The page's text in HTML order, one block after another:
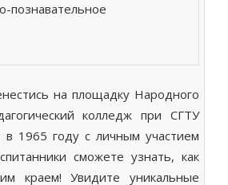
познавательное
на площадку Народного
колледж при СГТУ
1965 году с личным участием
сможете узнать, как
краем! Увидите уникальные